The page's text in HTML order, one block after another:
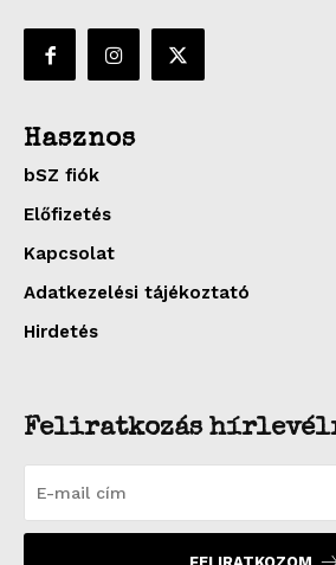
Hasznos
bSZ fiók
Előfizetés
Kapcsolat
Adatkezelési tájékoztató
Hirdetés
Feliratkozás